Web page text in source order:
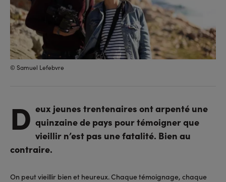
© Samuel Lefebvre
D eux jeunes trentenaires ont arpenté une
quinzaine de pays pour témoigner que
vieillir n’est pas une fatalité. Bien au
contraire.
On peut vieillir bien et heureux. Chaque témoignage, chaque